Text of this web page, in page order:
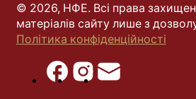
© 2026, НФЕ. Всі права
матеріалів сайту лише з
Політика конфіденційності